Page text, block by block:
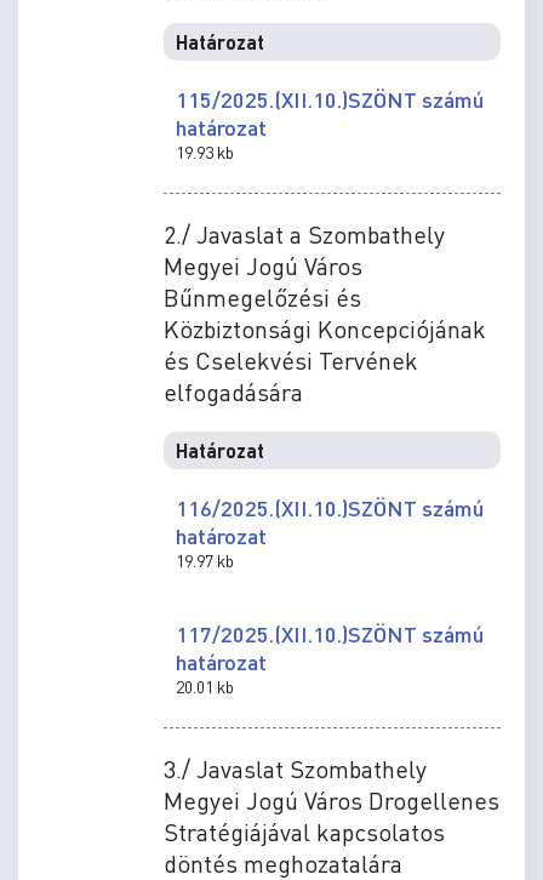
Határozat
115/2025.(XII.10.)SZÖNT számú
határozat
19.93 kb
2./ Javaslat a Szombathely
Megyei Jogú Város
Bűnmegelőzési és
Közbiztonsági Koncepciójának
és Cselekvési Tervének
elfogadására
Határozat
116/2025.(XII.10.)SZÖNT számú
határozat
19.97 kb
117/2025.(XII.10.)SZÖNT számú
határozat
20.01 kb
3./ Javaslat Szombathely
Megyei Jogú Város Drogellenes
Stratégiájával kapcsolatos
döntés meghozatalára